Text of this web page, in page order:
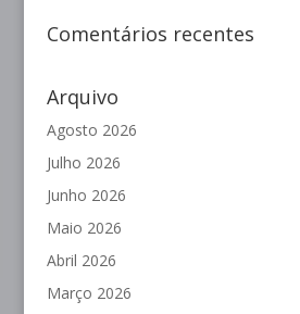
Comentários recentes
Arquivo
Agosto 2026
Julho 2026
Junho 2026
Maio 2026
Abril 2026
Março 2026